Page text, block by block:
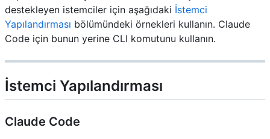
destekleyen istemciler için aşağıdaki İstemci
Yapılandırması bölümündeki örnekleri kullanın. Claude
Code için bunun yerine CLI komutunu kullanın.
İstemci Yapılandırması
Claude Code